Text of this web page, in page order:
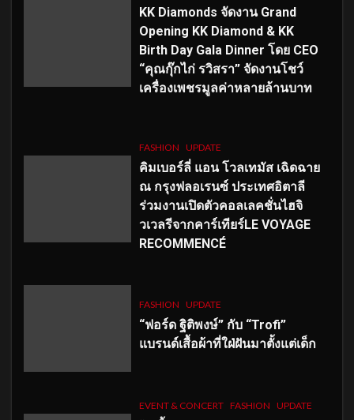
KK Diamonds จัดงาน Grand
Opening KK Diamond & KK
Birth Day Gala Dinner โดย CEO
“คุณกุ๊กไก่ รวิสรา” จัดงานโชว์
เครื่องเพชรมูลค่าหลายล้านบาท
FASHION UPDATE
คิมเบอร์ลี่ แอน โวลเทมัส เฉิดฉาย
ณ กรุงฟลอเรนซ์ ประเทศอิตาลี
ร่วมงานเปิดตัวคอลเลคชั่นไฮจิ
วเวลรีจากคาร์เทียร์LE VOYAGE
RECOMMENCÉ
FASHION UPDATE
“ฟอร์ด ฐิติพงษ์” กับ “Trofi”
แบรนด์เสื้อผ้าที่ใฝ่ฝันมาตั้งแต่เด็ก
EVENT & CONCERT FASHION UPDATE